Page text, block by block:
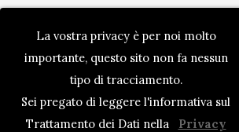
La vostra privacy è per noi molto
importante, questo sito non fa nessun
tipo di tracciamento.
Sei pregato di leggere l'informativa sul
Trattamento dei Dati nella Privacy